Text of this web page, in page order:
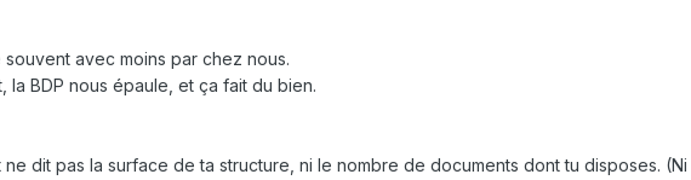
avec moins par chez nous.
la BDP nous épaule, et ça fait du bien.
dit pas la surface de ta structure, ni le nombre de documents dont tu disposes.